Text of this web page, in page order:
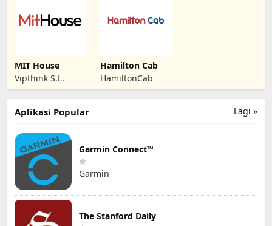
MIT House
Vipthink S.L.
Hamilton Cab
HamiltonCab
Lagi »
Aplikasi Popular
Garmin Connect™
Garmin
The Stanford Daily